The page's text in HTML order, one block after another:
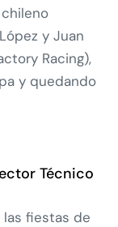
y Juan
Racing),
y quedando
Técnico
las fiestas de